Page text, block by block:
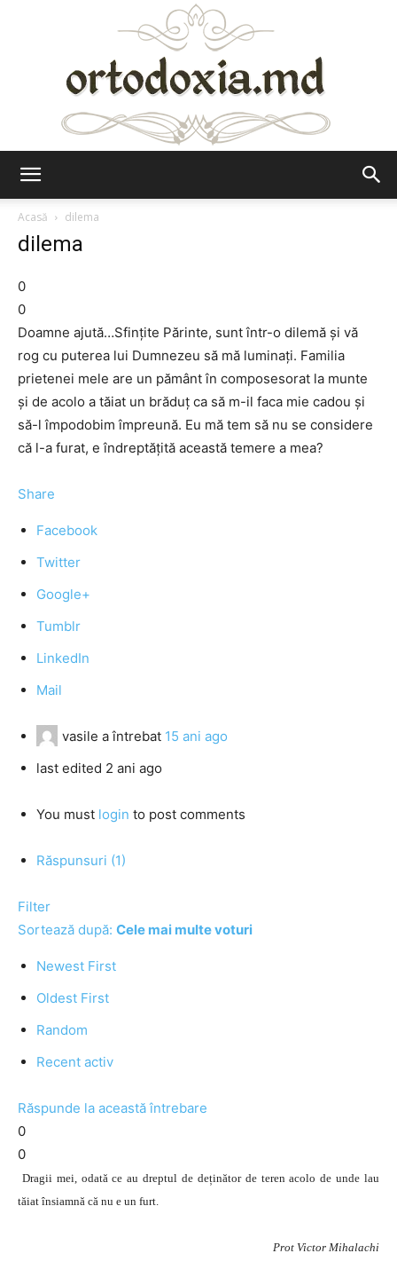
Acasă
dilema
dilema
0
0
Doamne ajută…Sfinţite Părinte, sunt într-o dilemă şi vă
rog cu puterea lui Dumnezeu să mă luminaţi. Familia
prietenei mele are un pământ în composesorat la munte
şi de acolo a tăiat un brăduţ ca să m-il faca mie cadou şi
să-l împodobim împreună. Eu mă tem să nu se considere
că l-a furat, e îndreptăţită această temere a mea?
Share
Facebook
Twitter
Google+
Tumblr
LinkedIn
Mail
vasile a întrebat 15 ani ago
last edited 2 ani ago
You must login to post comments
Răspunsuri (1)
Filter
Sortează după: Cele mai multe voturi
Newest First
Oldest First
Random
Recent activ
Răspunde la această întrebare
0
0
Dragii mei, odată ce au dreptul de deținător de teren acolo de unde lau
tăiat însiamnă că nu e un furt.
Prot Victor Mihalachi